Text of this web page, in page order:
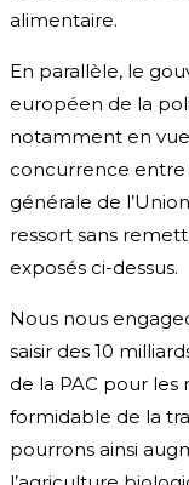
alimentaire.
En parallèle, le
européen de la
notamment en
concurrence entre
générale de
ressort sans
exposés ci-dessus.
Nous nous
saisir des 10
de la PAC pour les
formidable de la
pourrons ainsi